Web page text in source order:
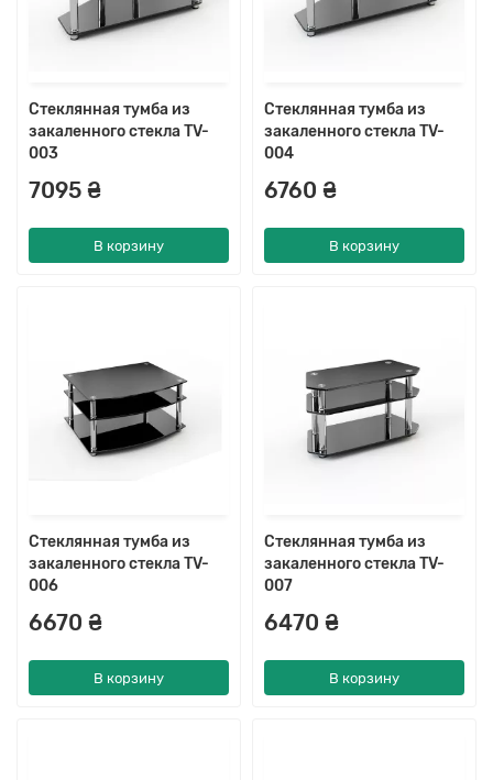
Стеклянная тумба из
закаленного стекла TV-
003
7095 ₴
В корзину
Стеклянная тумба из
закаленного стекла TV-
004
6760 ₴
В корзину
Стеклянная тумба из
закаленного стекла TV-
006
6670 ₴
В корзину
Стеклянная тумба из
закаленного стекла TV-
007
6470 ₴
В корзину